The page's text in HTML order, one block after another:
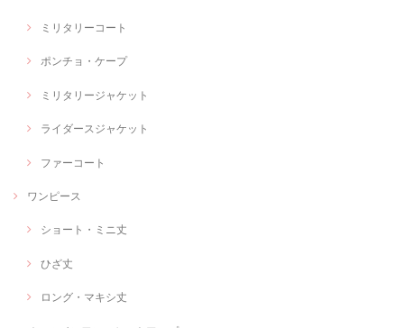
ミリタリーコート
ポンチョ・ケープ
ミリタリージャケット
ライダースジャケット
ファーコート
ワンピース
ショート・ミニ丈
ひざ丈
ロング・マキシ丈